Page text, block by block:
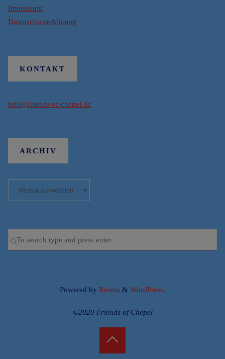
Impressum
Datenschutzerklärung
KONTAKT
info@friends-of-chepel.de
ARCHIV
SEARCH
Powered by Roseta & WordPress.
©2020 Friends of Chepel
Back